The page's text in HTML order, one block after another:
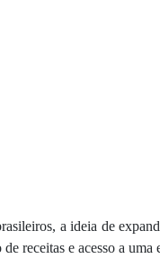
a ideia de
receitas e acesso a